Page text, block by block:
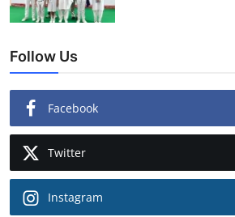
Follow Us
Facebook
Twitter
Instagram